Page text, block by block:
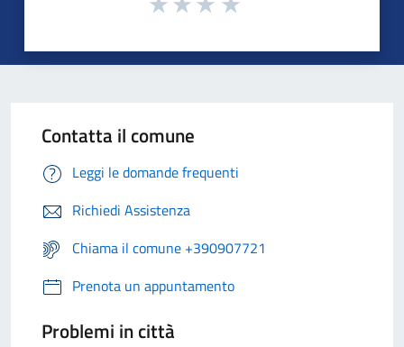
Contatta il comune
Leggi le domande frequenti
Richiedi Assistenza
Chiama il comune +390907721
Prenota un appuntamento
Problemi in città